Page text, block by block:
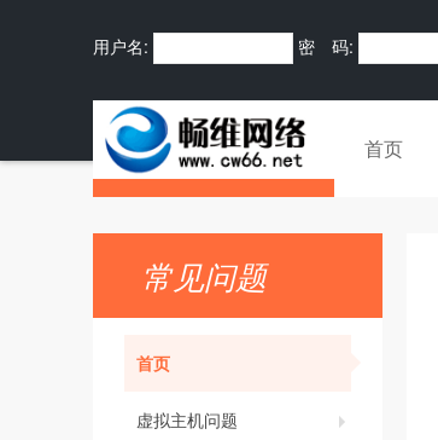
用户名: 密 码:
首页
常见问题
首页
虚拟主机问题